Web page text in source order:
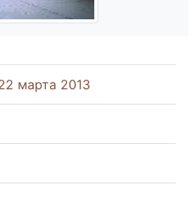
марта 2013